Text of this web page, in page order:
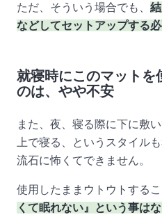
ただ、そういう場合でも、
などしてセットアップする
就寝時にこのマットを
のは、やや不安
また、夜、寝る際に下に敷
上で寝る、というスタイル
流石に怖くてできません。
使用したままウトウトする
くて眠れない』という事は